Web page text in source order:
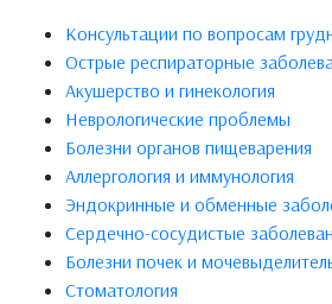
Консультации по вопросам
Острые респираторные
Акушерство и гинекология
Неврологические проблемы
Болезни органов пищеварения
Аллергология и иммунология
Эндокринные и обменные
Сердечно-сосудистые
Болезни почек и
Стоматология